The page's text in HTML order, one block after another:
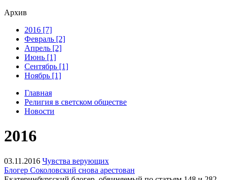
Архив
2016 [7]
Февраль [2]
Апрель [2]
Июнь [1]
Сентябрь [1]
Ноябрь [1]
Главная
Религия в светском обществе
Новости
2016
03.11.2016 Чувства верующих
Блогер Соколовский снова арестован